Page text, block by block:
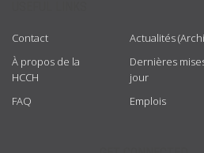
Contact
À propos de la
HCCH
FAQ
Actualités
Dernières
jour
Emplois